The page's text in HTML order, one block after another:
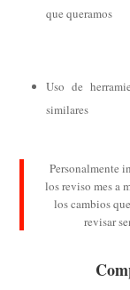
que queramos
Uso de
similares
Personalmente
los reviso mes a
los cambios
revisar